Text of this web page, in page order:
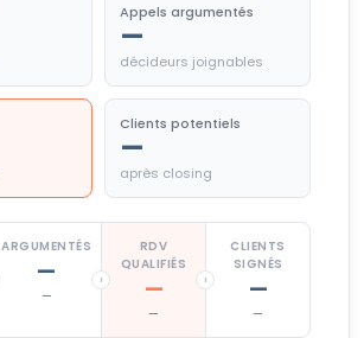
Appels argumentés
—
décideurs joignables
Clients potentiels
—
après closing
ARGUMENTÉS
—
—
›
RDV
QUALIFIÉS
—
—
›
CLIENTS
SIGNÉS
—
—